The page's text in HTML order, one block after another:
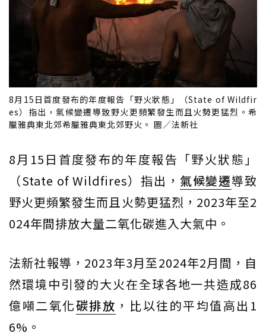
8月15日首度發布的年度報告「野火狀態」（State of Wildfir
es）指出，氣候變遷導致野火更頻繁發生而且火勢更猛烈。希
臘雅典東北郊希臘雅典東北郊野火。 圖／法新社
8月15日首度發布的年度報告「野火狀態」
（State of Wildfires）指出， 氣候變遷導致
野火更頻繁發生而且火勢更猛烈，2023年至2
024年間排放大量二氧化碳進入大氣中。
法新社報導，2023年3月至2024年2月間，自
然環境中引發的大火在全球各地一共造成86
億噸二氧化碳排放 ，比以往的平均值高出1
6%。